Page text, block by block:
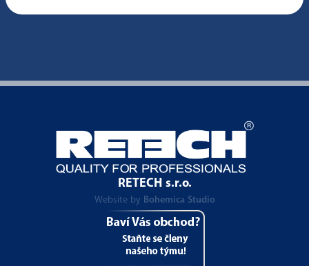
RETECH s.r.o.
Website by Bohemica Studio